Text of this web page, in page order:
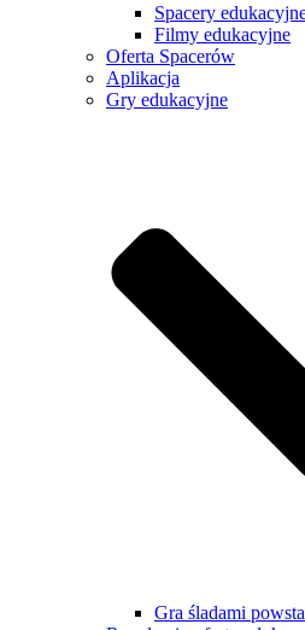
Spacery
Filmy edukacyjne
Oferta Spacerów
Aplikacja
Gry edukacyjne
Gra śladami